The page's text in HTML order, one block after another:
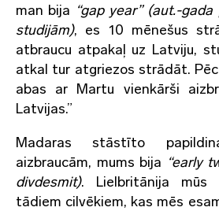
man bija “gap year” (aut.-
studijām), es 10 mēnešus
atbraucu atpakaļ uz Latviju,
atkal tur atgriezos strādāt.
abas ar Martu vienkārši
Latvijas.”
Madaras stāstīto
aizbraucām, mums bija “early
divdesmit). Lielbritānija mūs
tādiem cilvēkiem, kas mēs